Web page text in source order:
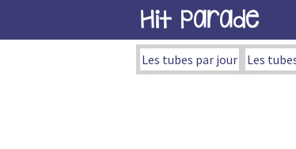
Hit Parade
Les tubes par jour Les